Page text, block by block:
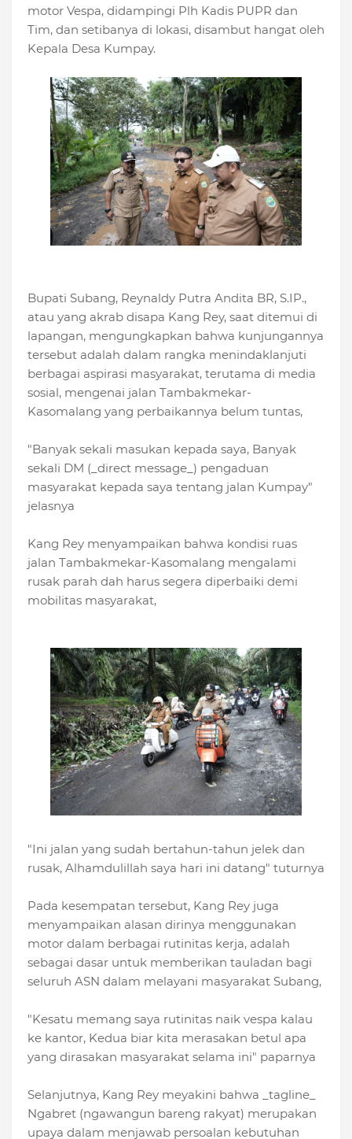
motor Vespa, didampingi Plh Kadis PUPR dan
Tim, dan setibanya di lokasi, disambut hangat oleh
Kepala Desa Kumpay.
Bupati Subang, Reynaldy Putra Andita BR, S.IP.,
atau yang akrab disapa Kang Rey, saat ditemui di
lapangan, mengungkapkan bahwa kunjungannya
tersebut adalah dalam rangka menindaklanjuti
berbagai aspirasi masyarakat, terutama di media
sosial, mengenai jalan Tambakmekar-
Kasomalang yang perbaikannya belum tuntas,
"Banyak sekali masukan kepada saya, Banyak
sekali DM (_direct message_) pengaduan
masyarakat kepada saya tentang jalan Kumpay"
jelasnya
Kang Rey menyampaikan bahwa kondisi ruas
jalan Tambakmekar-Kasomalang mengalami
rusak parah dah harus segera diperbaiki demi
mobilitas masyarakat,
"Ini jalan yang sudah bertahun-tahun jelek dan
rusak, Alhamdulillah saya hari ini datang" tuturnya
Pada kesempatan tersebut, Kang Rey juga
menyampaikan alasan dirinya menggunakan
motor dalam berbagai rutinitas kerja, adalah
sebagai dasar untuk memberikan tauladan bagi
seluruh ASN dalam melayani masyarakat Subang,
"Kesatu memang saya rutinitas naik vespa kalau
ke kantor, Kedua biar kita merasakan betul apa
yang dirasakan masyarakat selama ini" paparnya
Selanjutnya, Kang Rey meyakini bahwa _tagline_
Ngabret (ngawangun bareng rakyat) merupakan
upaya dalam menjawab persoalan kebutuhan